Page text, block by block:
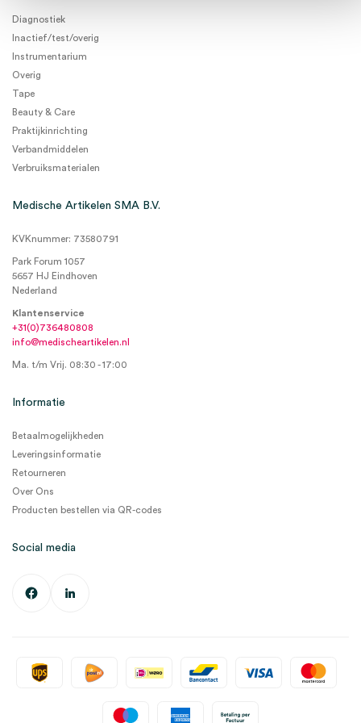
Diagnostiek
Inactief/test/overig
Instrumentarium
Overig
Tape
Beauty & Care
Praktijkinrichting
Verbandmiddelen
Verbruiksmaterialen
Medische Artikelen SMA B.V.
KVKnummer: 73580791
Park Forum 1057
5657 HJ Eindhoven
Nederland
Klantenservice
+31(0)736480808
info@medischeartikelen.nl
Ma. t/m Vrij. 08:30 - 17:00
Informatie
Betaalmogelijkheden
Leveringsinformatie
Retourneren
Over Ons
Producten bestellen via QR-codes
Social media